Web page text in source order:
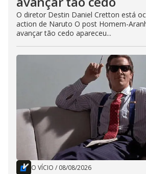
O diretor Destin Daniel Cretton está
action de Naruto O post Homem-
avançar tão cedo apareceu...
O VÍCIO / 08/08/2026